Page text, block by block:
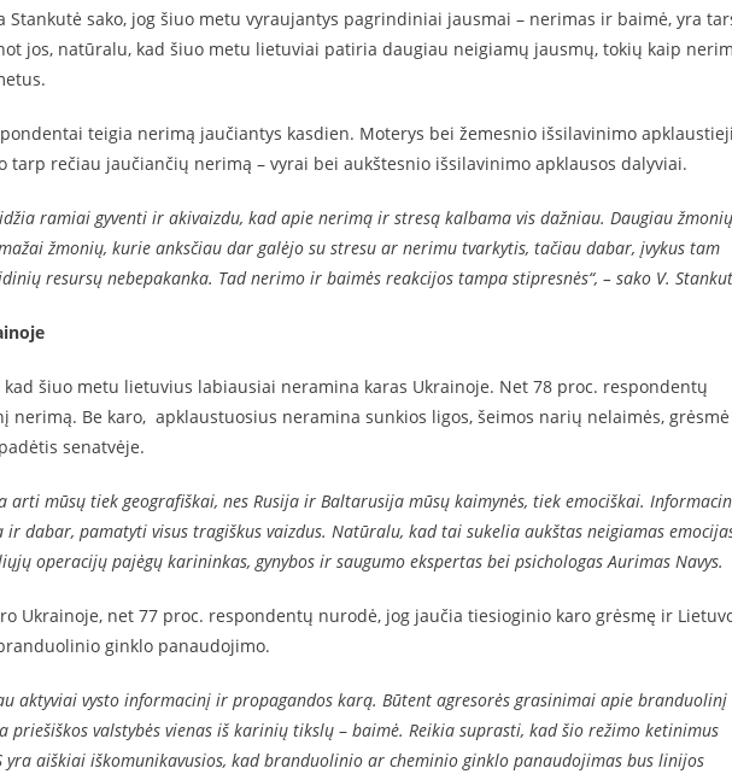
Stankutė sako, jog šiuo metu vyraujantys pagrindiniai jausmai – nerimas ir baimė, yra
jos, natūralu, kad šiuo metu lietuviai patiria daugiau neigiamų jausmų, tokių kaip
teigia nerimą jaučiantys kasdien. Moterys bei žemesnio išsilavinimo
tarp rečiau jaučiančių nerimą – vyrai bei aukštesnio išsilavinimo apklausos dalyviai.
ramiai gyventi ir akivaizdu, kad apie nerimą ir stresą kalbama vis dažniau. Daugiau žmonių
žmonių, kurie anksčiau dar galėjo su stresu ar nerimu tvarkytis, tačiau dabar, įvykus tam
resursų nebepakanka. Tad nerimo ir baimės reakcijos tampa stipresnės“, – sako V.
šiuo metu lietuvius labiausiai neramina karas Ukrainoje. Net 78 proc. respondentų
nerimą. Be karo, apklaustuosius neramina sunkios ligos, šeimos narių nelaimės, grėsmė
senatvėje.
arti mūsų tiek geografiškai, nes Rusija ir Baltarusija mūsų kaimynės, tiek emociškai.
dabar, pamatyti visus tragiškus vaizdus. Natūralu, kad tai sukelia aukštas neigiamas
operacijų pajėgų karininkas, gynybos ir saugumo ekspertas bei psichologas Aurimas Navys.
Ukrainoje, net 77 proc. respondentų nurodė, jog jaučia tiesioginio karo grėsmę ir
ginklo panaudojimo.
aktyviai vysto informacinį ir propagandos karą. Būtent agresorės grasinimai apie branduolinį
valstybės vienas iš karinių tikslų – baimė. Reikia suprasti, kad šio režimo ketinimus
yra aiškiai iškomunikavusios, kad branduolinio ar cheminio ginklo panaudojimas bus linijos